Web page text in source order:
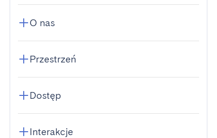
O nas
Przestrzeń
Dostęp
Interakcje